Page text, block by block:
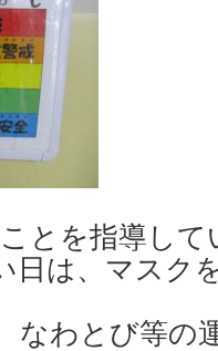
とを指導して
日は、マスク
なわとび等の